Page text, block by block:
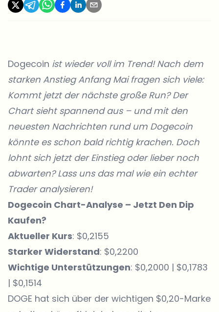
Dogecoin ist wieder voll im Trend! Nach dem
starken Anstieg Anfang Mai fragen sich viele:
Kommt jetzt der nächste große Run? Der
Chart sieht spannend aus – und mit den
neuesten Nachrichten rund um Dogecoin
könnte es schon bald richtig krachen. Doch
lohnt sich jetzt der Einstieg oder lieber noch
abwarten? Lass uns das mal wie ein echter
Trader analysieren!
Dogecoin Chart-Analyse – Jetzt Den Dip
Kaufen?
Aktueller Kurs: $0,2155
Starker Widerstand: $0,2200
Wichtige Unterstützungen: $0,2000 | $0,1783
| $0,1514
DOGE hat sich über der wichtigen $0,20-Marke